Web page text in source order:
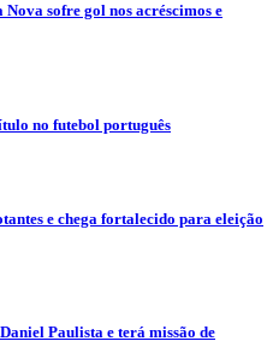
sofre gol nos acréscimos e
no futebol português
e chega fortalecido para eleição
Paulista e terá missão de